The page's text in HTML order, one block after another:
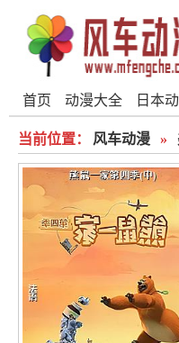
首页 动漫大全 日本
当前位置： 风车动漫 »